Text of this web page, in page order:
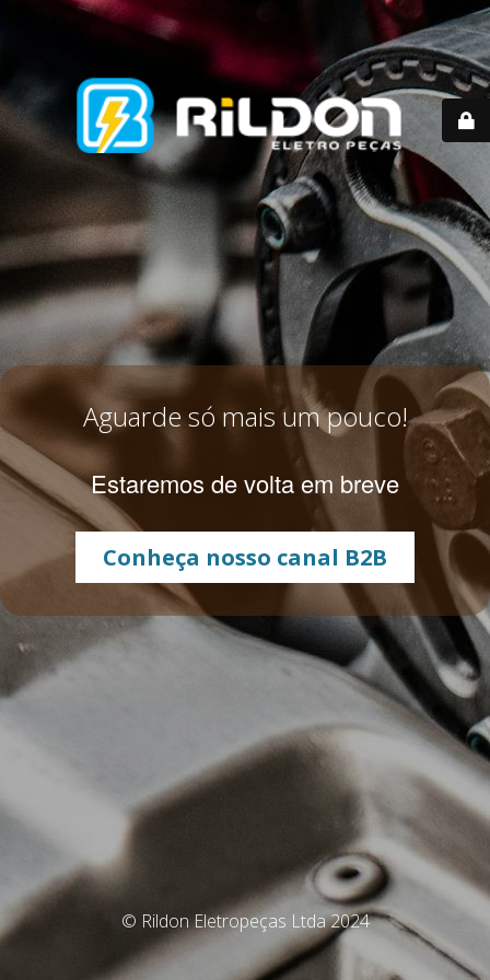
Aguarde só mais um pouco!
Estaremos de volta em breve
Conheça nosso canal B2B
© Rildon Eletropeças Ltda 2024